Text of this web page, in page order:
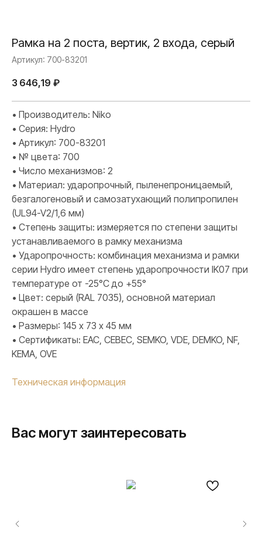
Рамка на 2 поста, вертик, 2 входа, серый
Артикул: 700-83201
3 646,19 ₽
• Производитель: Niko
• Серия: Hydro
• Артикул: 700-83201
• № цвета: 700
• Число механизмов: 2
• Материал: ударопрочный, пыленепроницаемый,
безгалогеновый и самозатухающий полипропилен
(UL94-V2/1,6 мм)
• Степень защиты: измеряется по степени защиты
устанавливаемого в рамку механизма
• Ударопрочность: комбинация механизма и рамки
серии Hydro имеет степень ударопрочности IK07 при
температуре от -25°C до +55°
• Цвет: серый (RAL 7035), основной материал
окрашен в массе
• Размеры: 145 х 73 х 45 мм
• Сертификаты: ЕАС, CEBEC, SEMKO, VDE, DEMKO, NF,
KEMA, OVE
Техническая информация
Вас могут заинтересовать
Розетки и выключатели Rocker